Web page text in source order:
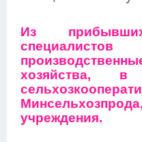
Из
учреждения.